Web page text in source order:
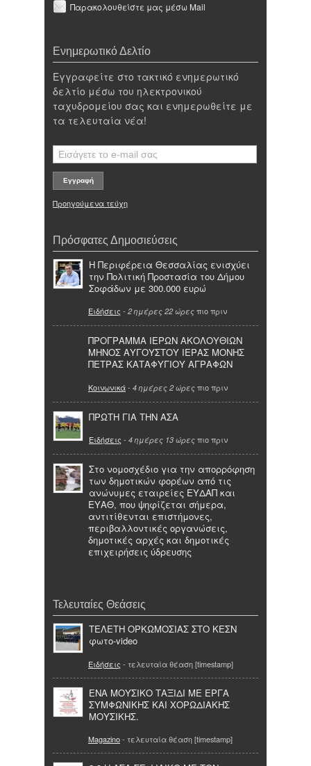
Παρακολουθείστε μας μέσω Mail
Ενημερωτικό Δελτίο
Εγγραφείτε στο τακτικό ενημερωτικό
δελτίο μέσω του ηλεκτρονικού
ταχυδρομείου σας και ενημερωθείτε με
τα τελευταία νέα!
Προηγούμενα τεύχη
Πρόσφατες Δημοσιεύσεις
Η Περιφέρεια Θεσσαλίας ενισχύει
την Πολιτική Προστασία του Δήμου
Σοφάδων με 300.000 ευρώ
Ειδήσεις - 2 ημέρες 22 ώρες πιο πριν
ΠΡΟΓΡΑΜΜΑ ΙΕΡΩΝ ΑΚΟΛΟΥΘΙΩΝ
ΜΗΝΟΣ ΑΥΓΟΥΣΤΟΥ ΙΕΡΑΣ ΜΟΝΗΣ
ΠΕΤΡΑΣ ΚΑΤΑΦΥΓΙΟΥ ΑΓΡΑΦΩΝ
Κοινωνικά- 4 ημέρες 2 ώρες πιο πριν
ΠΡΩΤΗ ΓΙΑ ΤΗΝ ΑΣΑ
Ειδήσεις - 4 ημέρες 13 ώρες πιο πριν
Στο νομοσχέδιο για την απορρόφηση
των δημοτικών φορέων από τις
ανώνυμες εταιρείες ΕΥΔΑΠ και
ΕΥΑΘ, που ψηφίζεται σήμερα,
αντιτίθενται επιστήμονες,
περιβαλλοντικές οργανώσεις,
δημοτικές αρχές και δημοτικές
επιχειρήσεις ύδρευσης
Τελευταίες Θεάσεις
ΤΕΛΕΤΗ ΟΡΚΩΜΟΣΙΑΣ ΣΤΟ ΚΕΣΝ
φωτο-video
Ειδήσεις - τελευταία θέαση [timestamp]
ΕΝΑ ΜΟΥΣΙΚΟ ΤΑΞΙΔΙ ΜΕ ΕΡΓΑ
ΣΥΜΦΩΝΙΚΗΣ ΚΑΙ ΧΟΡΩΔΙΑΚΗΣ
ΜΟΥΣΙΚΗΣ.
Magazino- τελευταία θέαση [timestamp]